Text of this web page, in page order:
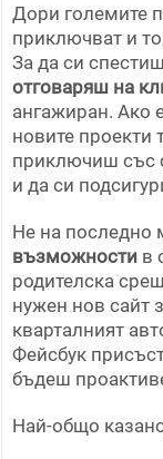
Дори големите
приключват и
За да си
отговаряш на
ангажиран. Ако
новите проекти
приключиш със
и да си
Не на последно
възможности в
родителска
нужен нов сайт
кварталният
Фейсбук
бъдеш
Най-общо